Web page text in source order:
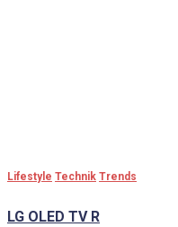
Lifestyle Technik Trends
LG OLED TV R